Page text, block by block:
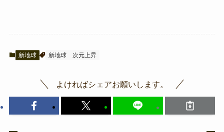
新地球 新地球 次元上昇
よければシェアお願いします。